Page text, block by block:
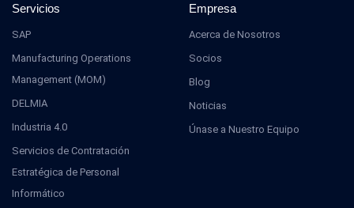
Servicios
SAP
Manufacturing Operations
Management (MOM)
DELMIA
Industria 4.0
Servicios de Contratación
Estratégica de Personal
Informático
Empresa
Acerca de Nosotros
Socios
Blog
Noticias
Únase a Nuestro Equipo